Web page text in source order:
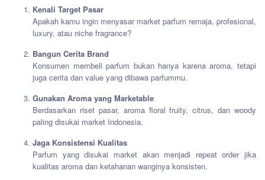
Kenali Target Pasar
Apakah kamu ingin menyasar market parfum remaja, profesional,
luxury, atau niche fragrance?
Bangun Cerita Brand
Konsumen membeli parfum bukan hanya karena aroma, tetapi
juga cerita dan value yang dibawa parfummu.
Gunakan Aroma yang Marketable
Berdasarkan riset pasar, aroma floral fruity, citrus, dan woody
paling disukai market Indonesia.
Jaga Konsistensi Kualitas
Parfum yang disukai market akan menjadi repeat order jika
kualitas aroma dan ketahanan wanginya konsisten.